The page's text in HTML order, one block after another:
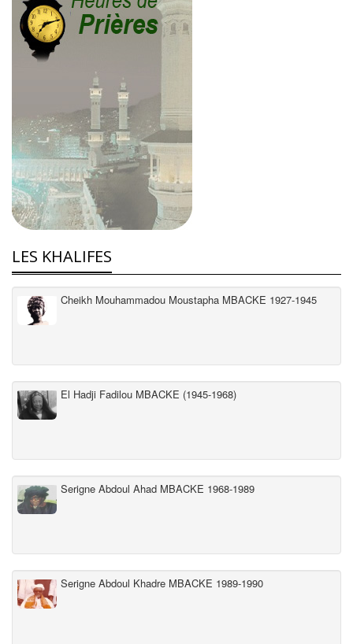
LES KHALIFES
Cheikh Mouhammadou Moustapha MBACKE 1927-1945
El Hadji Fadilou MBACKE (1945-1968)
Serigne Abdoul Ahad MBACKE 1968-1989
Serigne Abdoul Khadre MBACKE 1989-1990